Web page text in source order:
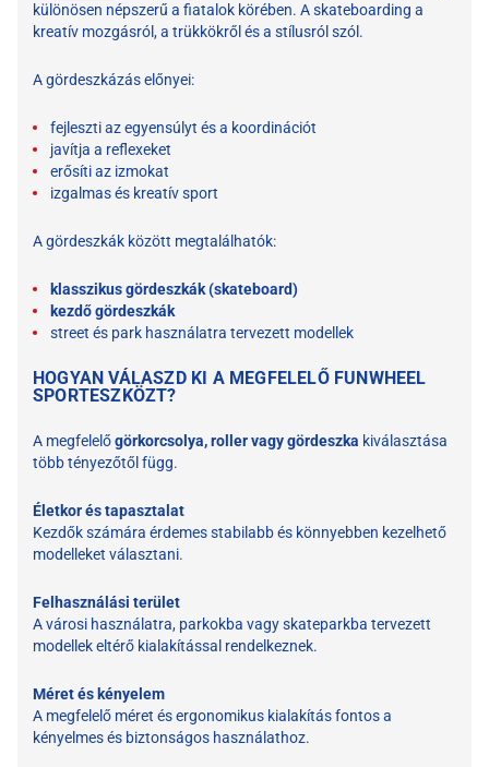
különösen népszerű a fiatalok körében. A skateboarding a
kreatív mozgásról, a trükkökről és a stílusról szól.
A gördeszkázás előnyei:
fejleszti az egyensúlyt és a koordinációt
javítja a reflexeket
erősíti az izmokat
izgalmas és kreatív sport
A gördeszkák között megtalálhatók:
klasszikus gördeszkák (skateboard)
kezdő gördeszkák
street és park használatra tervezett modellek
HOGYAN VÁLASZD KI A MEGFELELŐ FUNWHEEL
SPORTESZKÖZT?
A megfelelőgörkorcsolya, roller vagy gördeszka kiválasztása
több tényezőtől függ.
Életkor és tapasztalat
Kezdők számára érdemes stabilabb és könnyebben kezelhető
modelleket választani.
Felhasználási terület
A városi használatra, parkokba vagy skateparkba tervezett
modellek eltérő kialakítással rendelkeznek.
Méret és kényelem
A megfelelő méret és ergonomikus kialakítás fontos a
kényelmes és biztonságos használathoz.